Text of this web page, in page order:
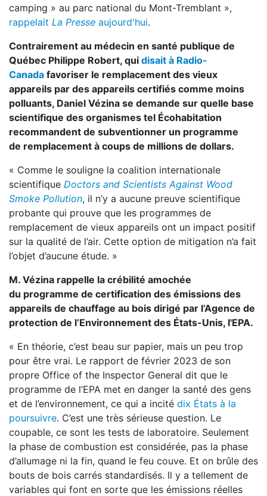
camping » au parc national du Mont-Tremblant »,
rappelait La Presse aujourd'hui.
Contrairement au médecin en santé publique de
Québec Philippe Robert, qui disait à Radio-
Canada favoriser le remplacement des vieux
appareils par des appareils certifiés comme moins
polluants, Daniel Vézina se demande sur quelle base
scientifique des organismes tel Écohabitation
recommandent de subventionner un programme
de remplacement à coups de millions de dollars.
« Comme le souligne la coalition internationale
scientifique Doctors and Scientists Against Wood
Smoke Pollution, il n’y a aucune preuve scientifique
probante qui prouve que les programmes de
remplacement de vieux appareils ont un impact positif
sur la qualité de l’air. Cette option de mitigation n’a fait
l’objet d’aucune étude. »
M. Vézina rappelle la crébilité amochée
du programme de certification des émissions des
appareils de chauffage au bois dirigé par l’Agence de
protection de l’Environnement des États-Unis, l'EPA.
« En théorie, c’est beau sur papier, mais un peu trop
pour être vrai. Le rapport de février 2023 de son
propre Office of the Inspector General dit que le
programme de l’EPA met en danger la santé des gens
et de l’environnement, ce qui a incité dix États à la
poursuivre. C’est une très sérieuse question. Le
coupable, ce sont les tests de laboratoire. Seulement
la phase de combustion est considérée, pas la phase
d’allumage ni la fin, quand le feu couve. Et on brûle des
bouts de bois carrés standardisés. Il y a tellement de
variables qui font en sorte que les émissions réelles